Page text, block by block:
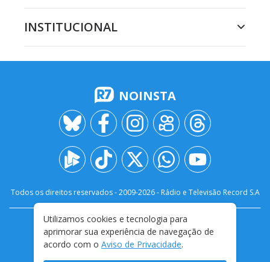
INSTITUCIONAL
NOINSTA
Todos os direitos reservados - 2009-2026- Rádio e Televisão Record S.A
FALE CONOSCO
PRIVACIDADE
TERMOS E CONDIÇÕES DE USO
Utilizamos cookies e tecnologia para
aprimorar sua experiência de navegação de
acordo com o Aviso de Privacidade.